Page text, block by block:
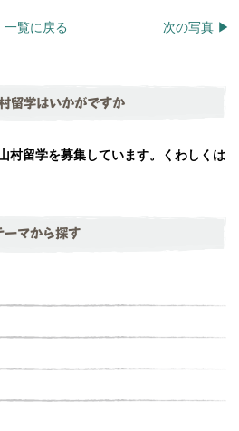
次の写真 ▶︎
一覧に戻る
留学はいかがですか
村留学を募集しています。くわしくは
ーマから探す